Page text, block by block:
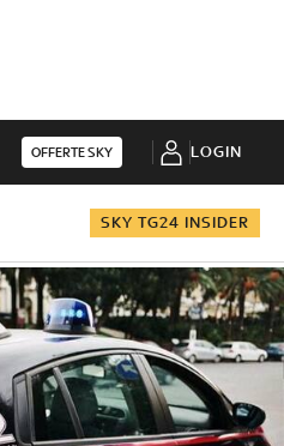
OFFERTE SKY LOGIN
SKY TG24 INSIDER